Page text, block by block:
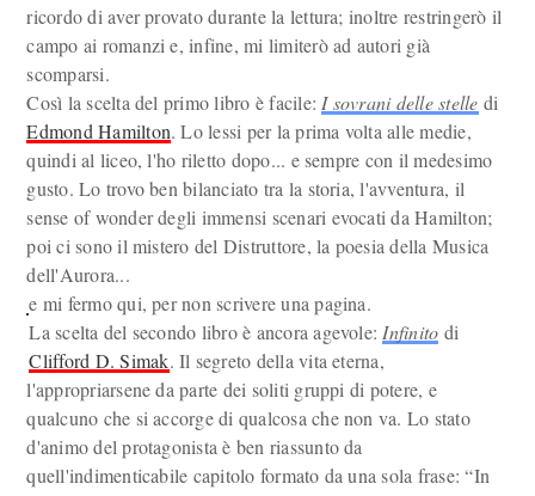
ricordo di aver provato durante la lettura; inoltre restringerò il
campo ai romanzi e, infine, mi limiterò ad autori già
scomparsi.
Così la scelta del primo libro è facile: I sovrani delle stelle di
Edmond Hamilton. Lo lessi per la prima volta alle medie,
quindi al liceo, l'ho riletto dopo... e sempre con il medesimo
gusto. Lo trovo ben bilanciato tra la storia, l'avventura, il
sense of wonder degli immensi scenari evocati da Hamilton;
poi ci sono il mistero del Distruttore, la poesia della Musica
dell'Aurora...
e mi fermo qui, per non scrivere una pagina.
La scelta del secondo libro è ancora agevole: Infinito di
Clifford D. Simak. Il segreto della vita eterna,
l'appropriarsene da parte dei soliti gruppi di potere, e
qualcuno che si accorge di qualcosa che non va. Lo stato
d'animo del protagonista è ben riassunto da
quell'indimenticabile capitolo formato da una sola frase: “In